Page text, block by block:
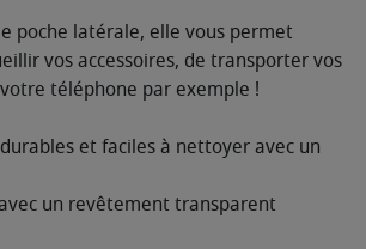
poche latérale, elle vous permet
vos accessoires, de transporter vos
téléphone par exemple !
et faciles à nettoyer avec un
un revêtement transparent